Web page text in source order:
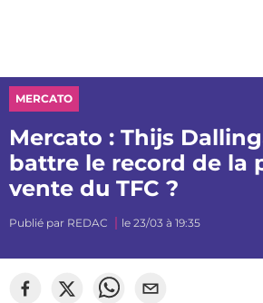
MERCATO
Mercato : Thijs
battre le record de la
vente du TFC ?
Publié par REDAC le 23/03 à 19:35